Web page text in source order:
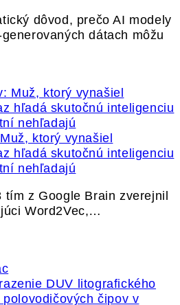
dôvod, prečo AI modely
dátach môžu
ktorý vynašiel
hľadá skutočnú inteligenciu
nehľadajú
tím z Google Brain zverejnil
Word2Vec,…